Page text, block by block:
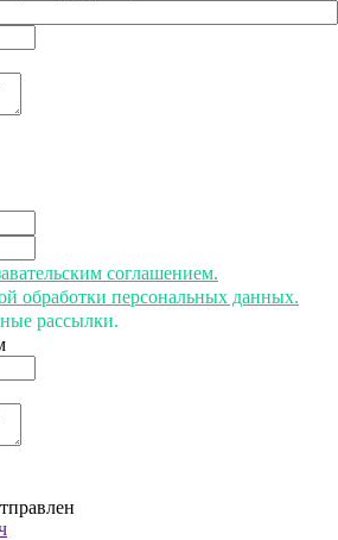
соглашением.
обработки персональных данных.
рассылки.